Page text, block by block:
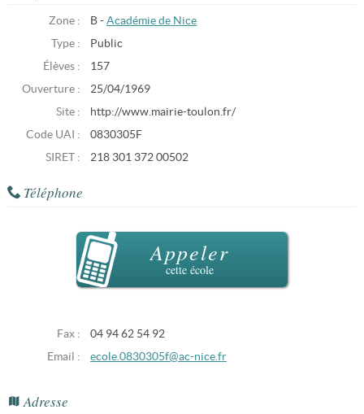
Zone : B - Académie de Nice
Type :
Public
Élèves :
157
Ouverture :
25/04/1969
Site :
http://www.mairie-toulon.fr/
Code UAI :
0830305F
SIRET :
218 301 372 00502
Téléphone
Appeler
cette école
Fax :
04 94 62 54 92
Email :
ecole.0830305f@ac-nice.fr
Adresse